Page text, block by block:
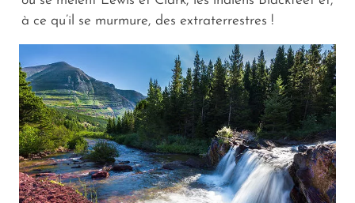
à ce qu’il se murmure, des extraterrestres !